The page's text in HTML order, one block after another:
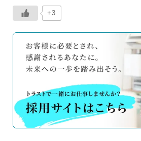
+3